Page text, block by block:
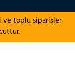
ve toplu siparişler